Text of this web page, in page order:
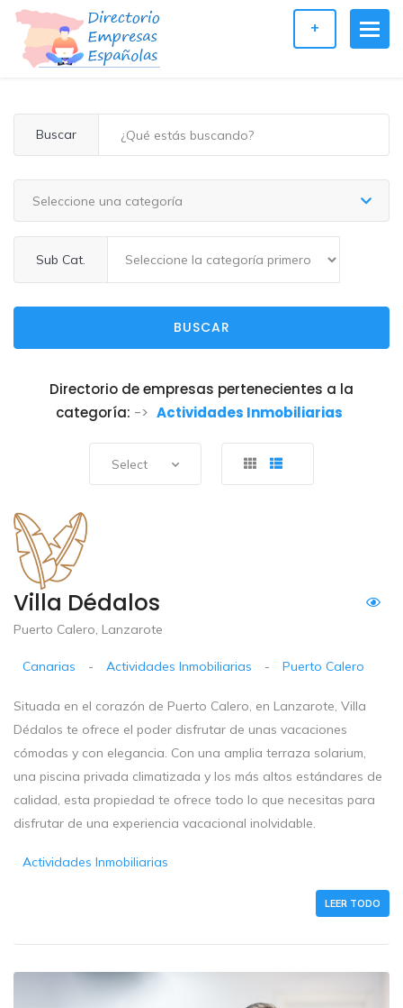
+
Buscar
Seleccione una categoría
Sub Cat.
BUSCAR
Directorio de empresas pertenecientes a la
categoría: -> Actividades Inmobiliarias
Select
Villa Dédalos
Puerto Calero, Lanzarote
Canarias - Actividades Inmobiliarias - Puerto Calero
Situada en el corazón de Puerto Calero, en Lanzarote, Villa
Dédalos te ofrece el poder disfrutar de unas vacaciones
cómodas y con elegancia. Con una amplia terraza solarium,
una piscina privada climatizada y los más altos estándares de
calidad, esta propiedad te ofrece todo lo que necesitas para
disfrutar de una experiencia vacacional inolvidable.
Actividades Inmobiliarias
LEER TODO